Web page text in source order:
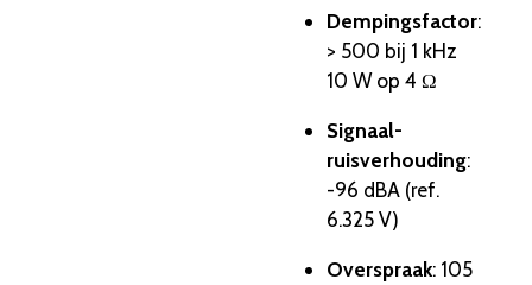
Dempingsfactor:
> 500 bij 1 kHz
10 W op 4 Ω
Signaal-
ruisverhouding:
-96 dBA (ref.
6.325 V)
Overspraak: 105